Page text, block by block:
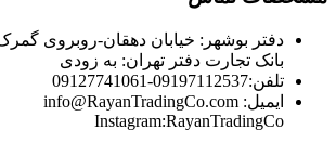
دفتر بوشهر: خیابان دهقان-روبروی
بانک تجارت دفتر تهران: به زودی
تلفن:09197112537-09127741061
ایمیل: info@RayanTradingCo.com
Instagram:RayanTradingCo